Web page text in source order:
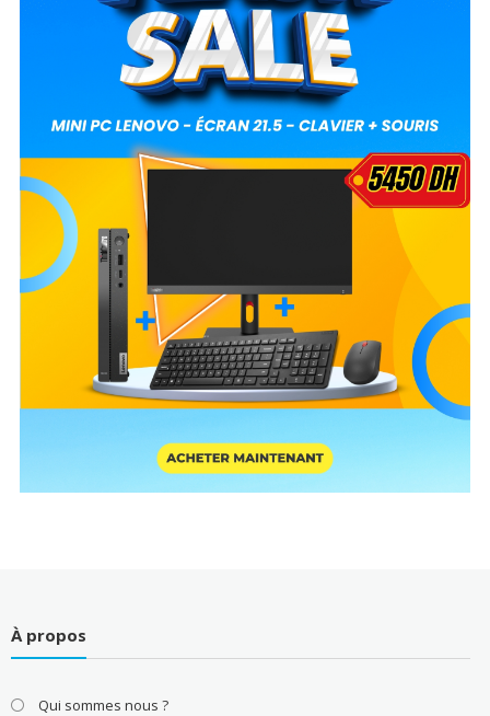
À propos
Qui sommes nous ?